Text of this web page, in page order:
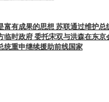
有成果的思想 苏联通过维护总
临时政府 委托宋双与洪森在东京
统重申继续援助前线国家